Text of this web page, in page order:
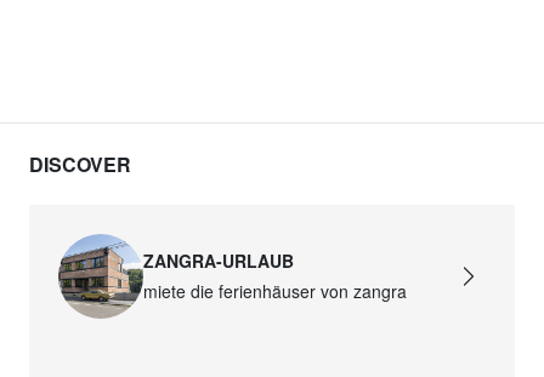
DISCOVER
ZANGRA-URLAUB
miete die ferienhäuser von zangra